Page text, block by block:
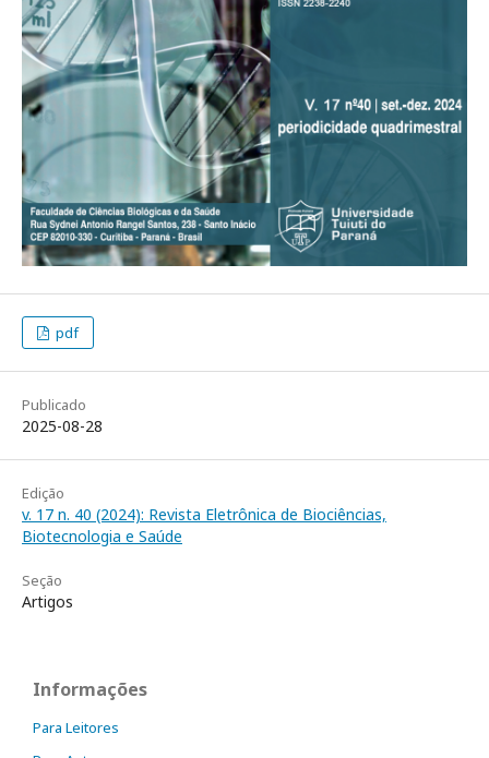
pdf
Publicado
2025-08-28
Edição
v. 17 n. 40 (2024): Revista Eletrônica de Biociências,
Biotecnologia e Saúde
Seção
Artigos
Informações
Para Leitores